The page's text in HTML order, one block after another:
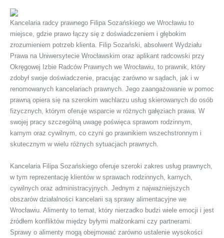
Kancelaria radcy prawnego Filipa Sozańskiego we Wrocławiu to
miejsce, gdzie prawo łączy się z doświadczeniem i głębokim
zrozumieniem potrzeb klienta. Filip Sozański, absolwent Wydziału
Prawa na Uniwersytecie Wrocławskim oraz aplikant radcowski przy
Okręgowej Izbie Radców Prawnych we Wrocławiu, to prawnik, który
zdobył swoje doświadczenie, pracując zarówno w sądach, jak i w
renomowanych kancelariach prawnych. Jego zaangażowanie w pomoc
prawną opiera się na szerokim wachlarzu usług skierowanych do osób
fizycznych, którym oferuje wsparcie w różnych gałęziach prawa. W
swojej pracy szczególną uwagę poświęca sprawom rodzinnym,
karnym oraz cywilnym, co czyni go prawnikiem wszechstronnym i
skutecznym w wielu różnych sytuacjach prawnych.
Kancelaria Filipa Sozańskiego oferuje szeroki zakres usług prawnych,
w tym reprezentację klientów w sprawach rodzinnych, karnych,
cywilnych oraz administracyjnych. Jednym z najważniejszych
obszarów działalności kancelarii są sprawy alimentacyjne we
Wrocławiu. Alimenty to temat, który nierzadko budzi wiele emocji i jest
źródłem konfliktów między byłymi małżonkami czy partnerami.
Sprawy o alimenty mogą obejmować zarówno ustalenie wysokości